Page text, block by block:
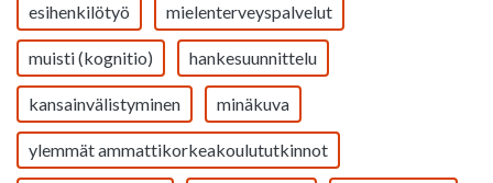
esihenkilötyö mielenterveyspalvelut
muisti (kognitio) hankesuunnittelu
kansainvälistyminen minäkuva
ylemmät ammattikorkeakoulututkinnot